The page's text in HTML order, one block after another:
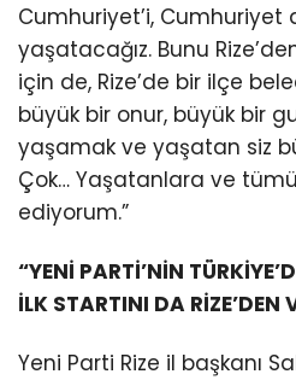
Cumhuriyet’i, Cumhuriyet
yaşatacağız. Bunu
için de, Rize’de bir ilçe
büyük bir onur, büyük bir
yaşamak ve yaşatan siz
Çok… Yaşatanlara ve
ediyorum.”
“YENİ PARTİ’NİN
İLK STARTINI DA RİZE’DEN
Yeni Parti Rize il başkanı